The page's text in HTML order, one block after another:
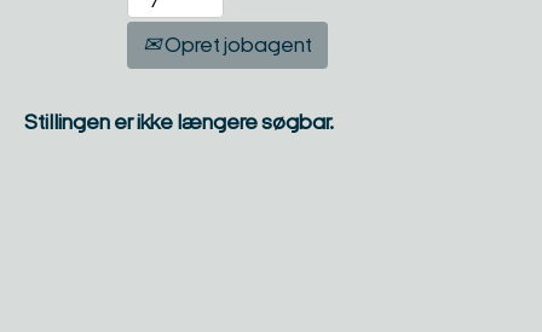
Opret jobagent
Stillingen er ikke længere søgbar.